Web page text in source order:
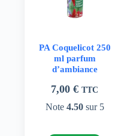
PA Coquelicot 250
ml parfum
d’ambiance
7,00€ TTC
Note 4.50sur 5